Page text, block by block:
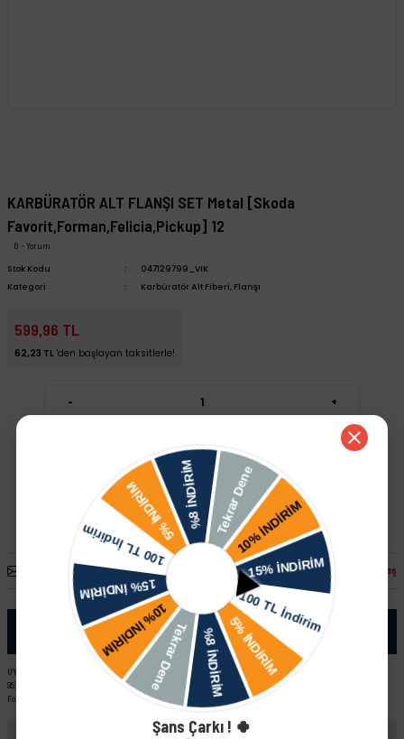
KARBÜRATÖR ALT FLANŞI SET Metal [Skoda
Favorit,Forman,Felicia,Pickup] 12
0 - Yorum
Stok Kodu
047129799_VIK
Kategori
Karbüratör Alt Fiberi, Flanşı
599,96 TL
62,23 TL 'den başlayan taksitlerle!
- +
Sepete Ekle Hızlı Satın Al
Arkadaşına Öner Fiyatı Düşünce Haber Ver Paylaş
UYUMLU ARAÇ VE MOTOR TIPLERI: Skoda Forman L EM (89-92) Skoda Felicia Pick-Up Skoda Favorit LX YM (93-
95) Skoda Felicia LX - GLX (95-97) Skoda Favorit Pick-Up L EM (92-93) Skoda Favorit Pick-Up LX YM (93-95) Skoda
Forman LX YM (93-95) Skoda Favorit L EM (89-92) Skoda Felicia Combi
Şans Çarkı ! 🍀